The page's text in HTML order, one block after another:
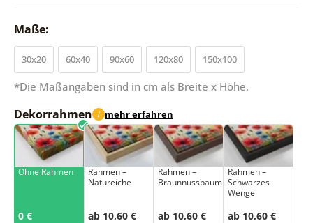
Maße:
30x20 60x40 90x60 120x80 150x100
*Die Maßangaben sind in cm als Breite x Höhe.
Dekorrahmen i mehr erfahren
Ohne Rahmen
0 €
Rahmen –
Natureiche
ab 10,60 €
Rahmen –
Braunnussbaum
ab 10,60 €
Rahmen –
Schwarzes
Wenge
ab 10,60 €